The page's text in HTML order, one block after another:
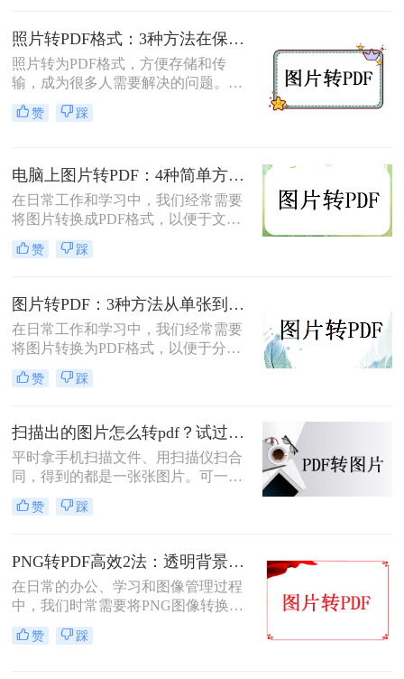
天，我将教你图片转为pdf怎么弄免费
的。
照片转PDF格式：3种方法在保留EXIF信息和画质上的差异！
照片转为PDF格式，方便存储和传
输，成为很多人需要解决的问题。无
论是为了整理相册、备份照片，还是
为了表格化、合并分享，PDF格式都
简单而快速的方法，帮助您轻松实现
照片转PDF的操作。
赞 踩
电脑上图片转PDF：4种简单方法的操作步骤和DPI设置！
在日常工作和学习中，我们经常需要
将图片转换成PDF格式，以便于文件
的传输、存储和打印。那么电脑上怎
么图片转pdf呢？本文将介绍三种在电
您根据不同的需求选择最合适的方
法。
赞 踩
图片转PDF：3种方法从单张到批量转换的操作差异！
在日常工作和学习中，我们经常需要
将图片转换为PDF格式，以便于分
享、打印和存档。那么图片怎么转pdf
呢？本文将介绍三种常用的将图片转
同的需求选择最合适的方式。
赞 踩
扫描出的图片怎么转pdf？试过好用的几个办法！
平时拿手机扫描文件、用扫描仪扫合
同，得到的都是一张张图片。可一旦
要发给别人、归档保存或者打印出
来，PDF格式明显更正式、也更方
行，转完PDF却模糊了；十几页的扫
描件，一页一页转太磨人；还有些涉
及隐私的文件，不敢随便往在线工具
里传。
赞 踩
PNG转PDF高效2法：透明背景保留和文件压缩设置！
在日常的办公、学习和图像管理过程
中，我们时常需要将PNG图像转换为
PDF文件。PDF文件格式因其良好的
兼容性、稳定性和在不同设备上显示
赞 踩